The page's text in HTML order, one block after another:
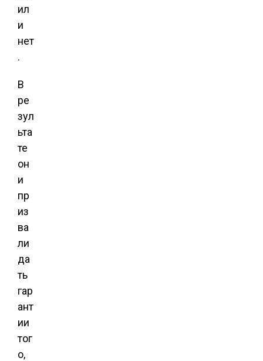
ил
и
нет
.
В
ре
зул
ьта
те
он
и
пр
из
ва
ли
да
ть
гар
ант
ии
тог
о,